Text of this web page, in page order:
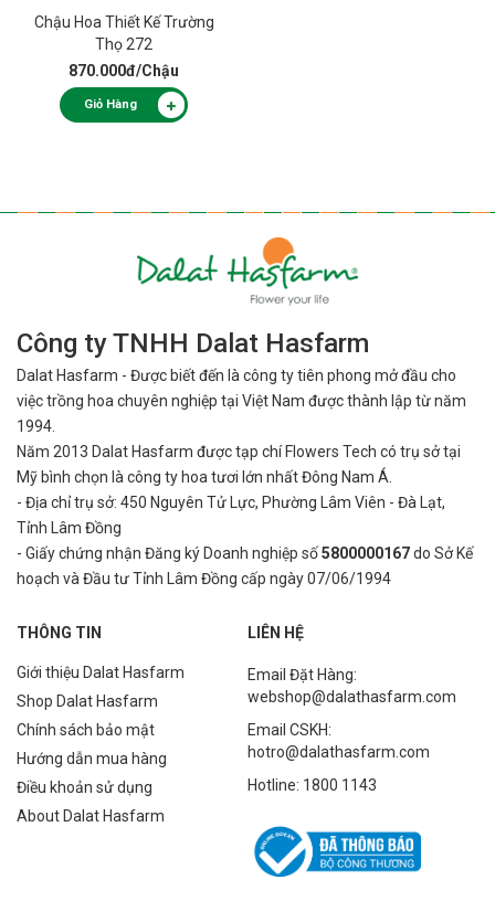
Chậu Hoa Thiết Kế Trường
Thọ 272
870.000đ/Chậu
Giỏ Hàng
Công ty TNHH Dalat Hasfarm
Dalat Hasfarm - Được biết đến là công ty tiên phong mở đầu cho
việctrồng hoa chuyên nghiệp tại Việt Nam được thành lập từ năm
1994.
Năm 2013 Dalat Hasfarm được tạp chí Flowers Tech có trụ sở tại
Mỹ bình chọn là công ty hoa tươi lớn nhất Đông Nam Á.
- Địa chỉ trụ sở: 450 Nguyên Tử Lực, Phường Lâm Viên - Đà Lạt,
Tỉnh Lâm Đồng
- Giấy chứng nhận Đăng ký Doanh nghiệp số5800000167do Sở Kế
hoạch và Đầu tư Tỉnh Lâm Đồng cấp ngày 07/06/1994
THÔNG TIN
Giới thiệu Dalat Hasfarm
Shop Dalat Hasfarm
Chính sách bảo mật
Hướng dẫn mua hàng
Điều khoản sử dụng
About Dalat Hasfarm
LIÊN HỆ
Email Đặt Hàng:
webshop@dalathasfarm.com
Email CSKH:
hotro@dalathasfarm.com
Hotline: 1800 1143